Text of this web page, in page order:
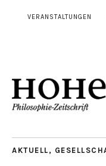
VERANSTALTUNGEN
AKTUELL ,